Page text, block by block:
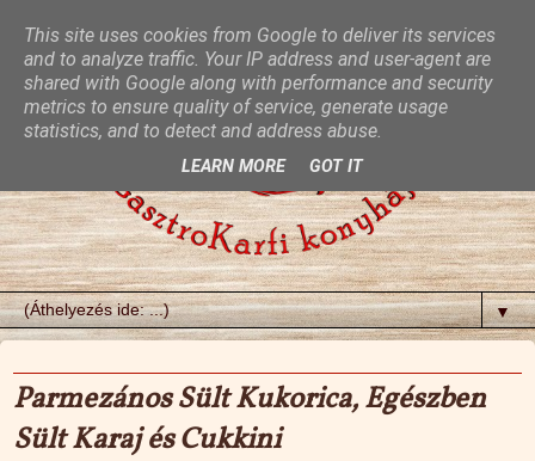
▼
Parmezános Sült Kukorica, Egészben
Sült Karaj és Cukkini
This site uses cookies from Google to deliver its services
and to analyze traffic. Your IP address and user-agent are
shared with Google along with performance and security
metrics to ensure quality of service, generate usage
statistics, and to detect and address abuse.
LEARN MORE GOT IT